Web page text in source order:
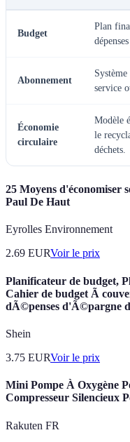
Budget
Plan
Abonnement
service
Économie
circulaire
Modèle
le
déchets.
25 Moyens d'économiser
Paul De Haut
Eyrolles Environnement
2.69 EURVoir le prix
Planificateur de budget,
Cahier de budget Ã
dÃ©penses d'Ã©pargne
Shein
3.75 EURVoir le prix
Mini Pompe À Oxygène
Compresseur Silencieux
Rakuten FR